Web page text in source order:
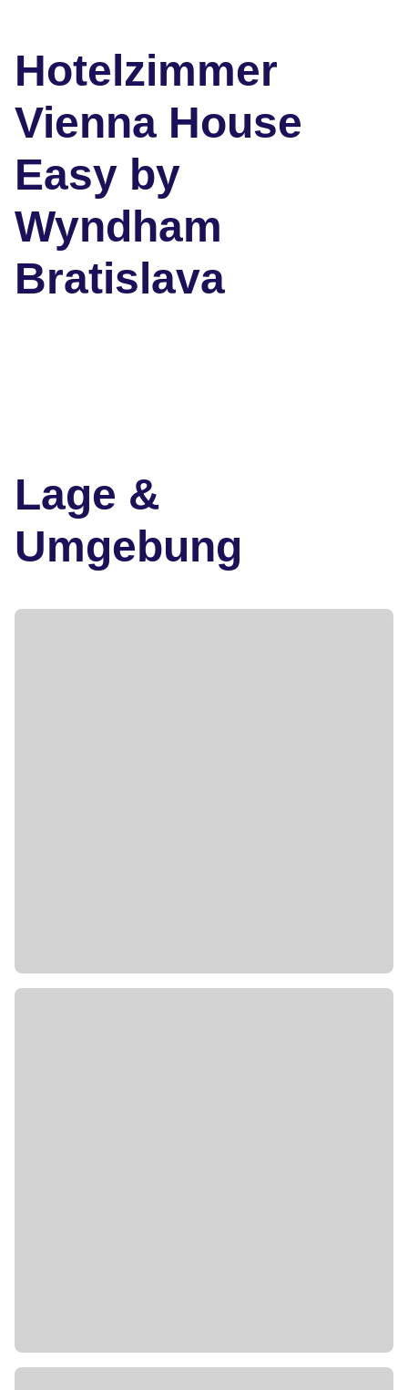
Hotelzimmer
Vienna House
Easy by
Wyndham
Bratislava
Lage &
Umgebung